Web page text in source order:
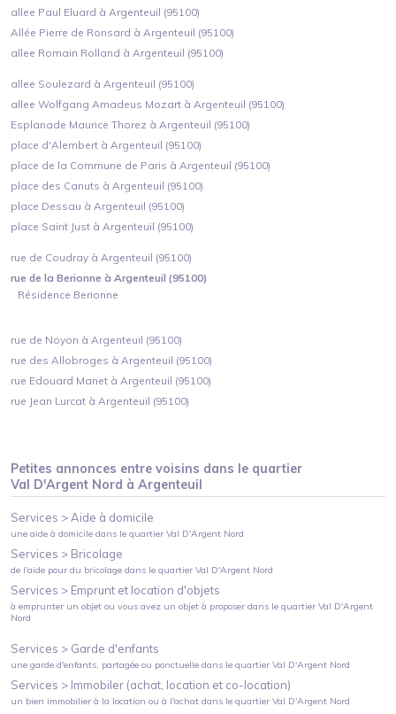
allee Paul Eluard à Argenteuil (95100)
Allée Pierre de Ronsard à Argenteuil (95100)
allee Romain Rolland à Argenteuil (95100)
allee Soulezard à Argenteuil (95100)
allee Wolfgang Amadeus Mozart à Argenteuil (95100)
Esplanade Maurice Thorez à Argenteuil (95100)
place d'Alembert à Argenteuil (95100)
place de la Commune de Paris à Argenteuil (95100)
place des Canuts à Argenteuil (95100)
place Dessau à Argenteuil (95100)
place Saint Just à Argenteuil (95100)
rue de Coudray à Argenteuil (95100)
rue de la Berionne à Argenteuil (95100)
Résidence Berionne
rue de Noyon à Argenteuil (95100)
rue des Allobroges à Argenteuil (95100)
rue Edouard Manet à Argenteuil (95100)
rue Jean Lurcat à Argenteuil (95100)
Petites annonces entre voisins dans le quartier
Val D'Argent Nord àArgenteuil
Services >Aide à domicile
une aide à domicile dans le quartierVal D'Argent Nord
Services > Bricolage
de l'aide pour du bricolage dans le quartierVal D'Argent Nord
Services > Emprunt et location d'objets
à emprunter un objet ou vous avez un objet à proposer dans le quartierVal D'Argent
Nord
Services > Garde d'enfants
une garde d'enfants, partagée ou ponctuelle dans le quartierVal D'Argent Nord
Services > Immobiler (achat, location et co-location)
un bien immobilier à la location ou à l'achat dans le quartierVal D'Argent Nord